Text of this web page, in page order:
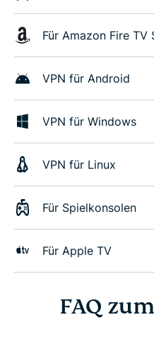
Für Amazon Fire TV
VPN für Android
VPN für Windows
VPN für Linux
Für Spielkonsolen
Für Apple TV
FAQ